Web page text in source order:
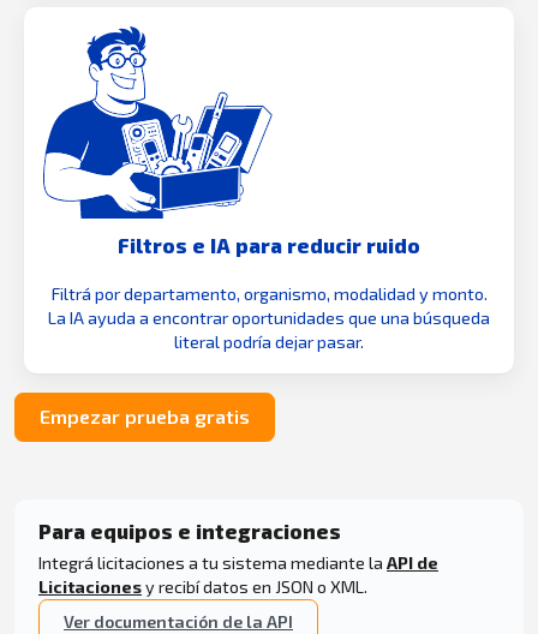
Filtros e IA para reducir ruido
Filtrá por departamento, organismo, modalidad y monto.
La IA ayuda a encontrar oportunidades que una búsqueda
literal podría dejar pasar.
Empezar prueba gratis
Para equipos e integraciones
Integrá licitaciones a tu sistema mediante la API de
Licitacionesy recibí datos en JSON o XML.
Ver documentación de la API